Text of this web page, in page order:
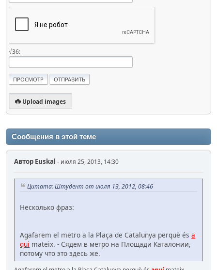
√36:
Upload images
Сообщения в этой теме
Автор Euskal - июля 25, 2013, 14:30
Цитата: Штудент от июля 13, 2012, 08:46
Несколько фраз:
Agafarem el metro a la Plaça de Catalunya perquè és a
qui mateix. - Сядем в метро на Площади Каталонии,
потому что это здесь же.